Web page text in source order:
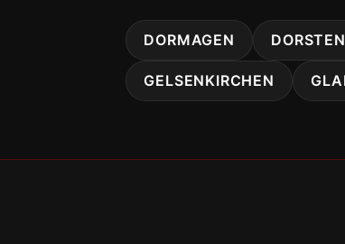
DORMAGEN DORSTEN
GELSENKIRCHEN